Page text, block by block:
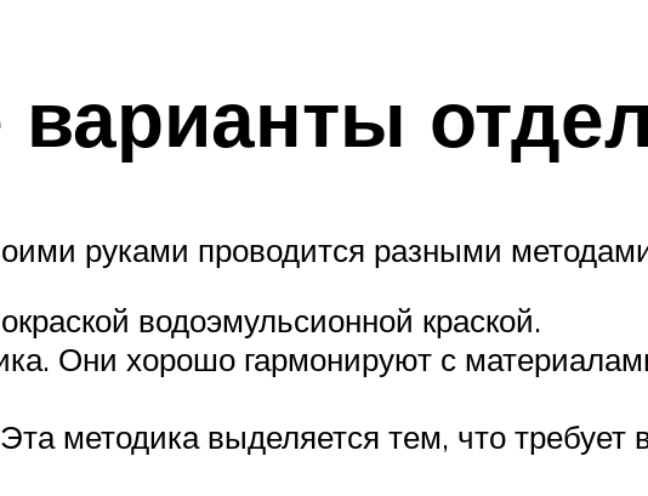
руками проводится разными
водоэмульсионной краской.
Они хорошо гармонируют с
методика выделяется тем, что